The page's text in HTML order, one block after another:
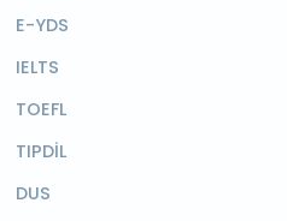
E-YDS
IELTS
TOEFL
TIPDİL
DUS